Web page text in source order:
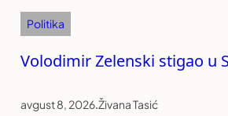
Politika
Volodimir Zelenski stigao u
avgust 8, 2026.Živana Tasić